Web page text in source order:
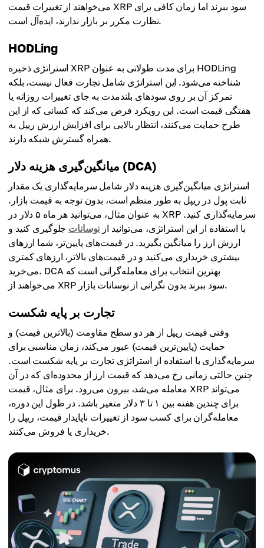
می‌خواهند از تغییرات قیمت XRP سود ببرند اما زمان کافی برای
نظارت مکرر بر بازار ندارند، ایده‌آل است.
HODLing
استراتژی ذخیره XRP برای مدت طولانی به عنوان HODLing
شناخته می‌شود. این استراتژی شامل تجارت فعال نیست، بلکه
تمرکز آن بر روی سودهای بلندمدت به جای تغییرات روزانه یا
هفتگی قیمت است. این رویکرد فرض می‌کند که کسانی که از این
طرح حمایت می‌کنند، انتظار بالایی برای افزایش ارزش ریپل به
همراه گسترش شبکه دارند.
میانگین‌گیری هزینه دلار (DCA)
استراتژی میانگین‌گیری هزینه دلار شامل سرمایه‌گذاری یک مقدار
ثابت پول در ریپل به طور منظم است، بدون توجه به قیمت بازار.
به عنوان مثال، می‌توانید هر ماه ۵ دلار در XRP سرمایه‌گذاری کنید.
با استفاده از این استراتژی، می‌توانید از نوسانات جلوگیری کنید و
ارزش ارز را میانگین بگیرید. در قیمت‌های پایین‌تر، شما ارزهای
بیشتری خریداری می‌کنید و در قیمت‌های بالاتر، ارزهای کمتری
می‌خرید. DCA بهترین انتخاب برای معامله‌گرانی است که
می‌خواهند از XRP سود ببرند بدون نگرانی از نوسانات بازار.
تجارت بر پایه شکست
وقتی قیمت ریپل از هر دو سطح مقاومت (بالاترین قیمت) و
حمایت (پایین‌ترین قیمت) عبور می‌کند، زمان مناسبی برای
سرمایه‌گذاری با استفاده از استراتژی تجارت بر پایه شکست است.
چنین حالتی زمانی رخ می‌دهد که قیمت ارز از محدوده‌ای که در آن
معامله می‌شد، بیرون می‌رود. برای مثال، قیمت XRP می‌تواند
برای چندین هفته بین ۱ تا ۳ دلار متغیر باشد. در طول این دوره،
معامله‌گران برای کسب سود از تغییرات ناپایدار قیمت، ریپل را
خریداری یا فروش می‌کنند.